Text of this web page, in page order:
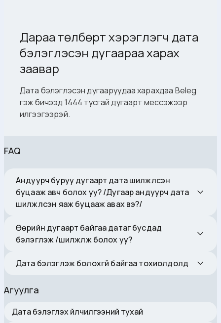
Дараа төлбөрт хэрэглэгч дата
бэлэглэсэн дугаараа харах
заавар
Дата бэлэглэсэн дугааруудаа харахдаа Beleg
гэж бичээд 1444 тусгай дугаарт мессэжээр
илгээгээрэй.
FAQ
Андуурч буруу дугаарт дата шилжүүлсэн
буцааж авч болох уу? /Дугаар андуурч дата
шилжүүлсэн яаж буцааж авах вэ?/
Өөрийн дугаарт байгаа датаг бусдад
бэлэглэж /шилжүүлж болох уу?
Дата бэлэглэж болохгүй байгаа тохиолдолд
Агуулга
Дата бэлэглэх үйлчилгээний тухай